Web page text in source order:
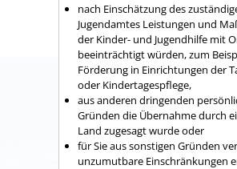
nach Einschätzung des
Jugendamtes Leistungen und
der Kinder- und Jugendhilfe mit
beeinträchtigt würden, zum
Förderung in Einrichtungen der
oder Kindertagespflege,
aus anderen dringenden
Gründen die Übernahme durch
Land zugesagt wurde oder
für Sie aus sonstigen Gründen
unzumutbare Einschränkungen